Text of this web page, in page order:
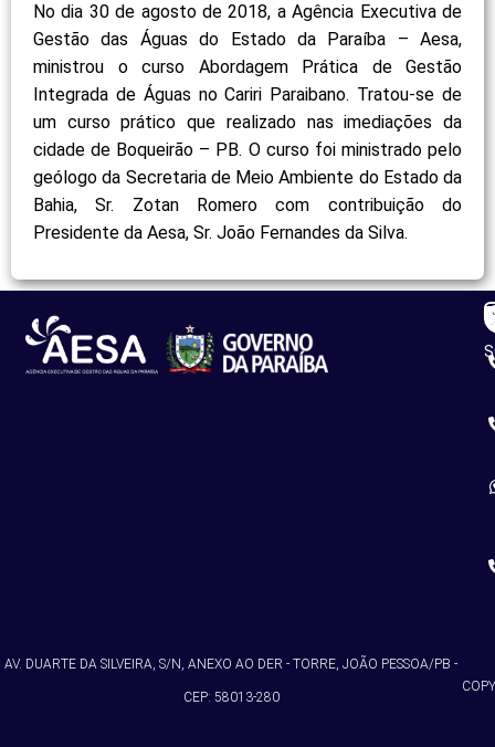
No dia 30 de agosto de 2018, a Agência Executiva de
Gestão das Águas do Estado da Paraíba – Aesa,
ministrou o curso Abordagem Prática de Gestão
Integrada de Águas no Cariri Paraibano. Tratou-se de
um curso prático que realizado nas imediações da
cidade de Boqueirão – PB. O curso foi ministrado pelo
geólogo da Secretaria de Meio Ambiente do Estado da
Bahia, Sr. Zotan Romero com contribuição do
Presidente da Aesa, Sr. João Fernandes da Silva.
AV. DUARTE DA SILVEIRA, S/N, ANEXO AO DER - TORRE, JOÃO PESSOA/PB -
CEP: 58013-280